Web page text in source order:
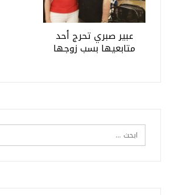
عبير صبري تحرج أحد
متابعيها بسب زوجها